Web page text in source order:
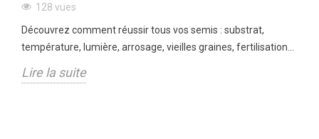
128 vues
Découvrez comment réussir tous vos semis : substrat,
température, lumière, arrosage, vieilles graines, fertilisation...
Lire la suite